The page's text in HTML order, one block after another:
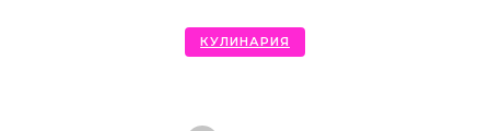
КУЛИНАРИЯ